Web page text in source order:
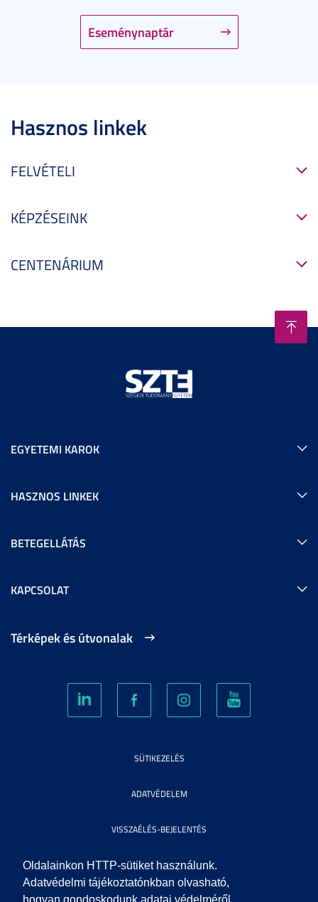
Oldalainkon HTTP-sütiket használunk.
Adatvédelmi tájékoztatónkban olvasható,
Eseménynaptár
Hasznos linkek
FELVÉTELI
KÉPZÉSEINK
CENTENÁRIUM
EGYETEMI KAROK
HASZNOS LINKEK
BETEGELLÁTÁS
KAPCSOLAT
Térképek és útvonalak
SÜTIKEZELÉS
ADATVÉDELEM
VISSZAÉLÉS-BEJELENTÉS
KÖZÉRDEKŰ ADATOK